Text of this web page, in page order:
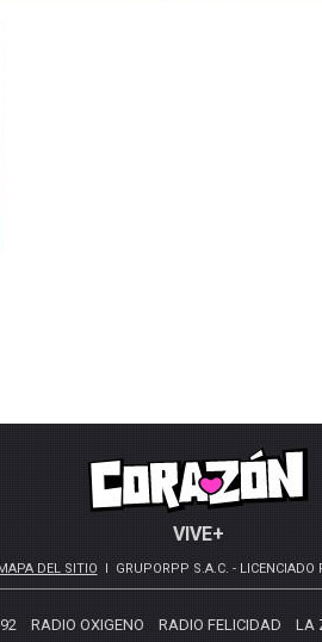
VIVE+
DEL SITIO GRUPORPP S.A.C. - LICENCIADO
RADIO OXIGENO RADIO FELICIDAD LA